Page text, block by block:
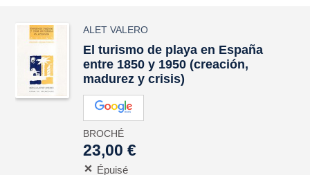
ALET VALERO
El turismo de playa en España
entre 1850 y 1950 (creación,
madurez y crisis)
BROCHÉ
23,00 €
Épuisé